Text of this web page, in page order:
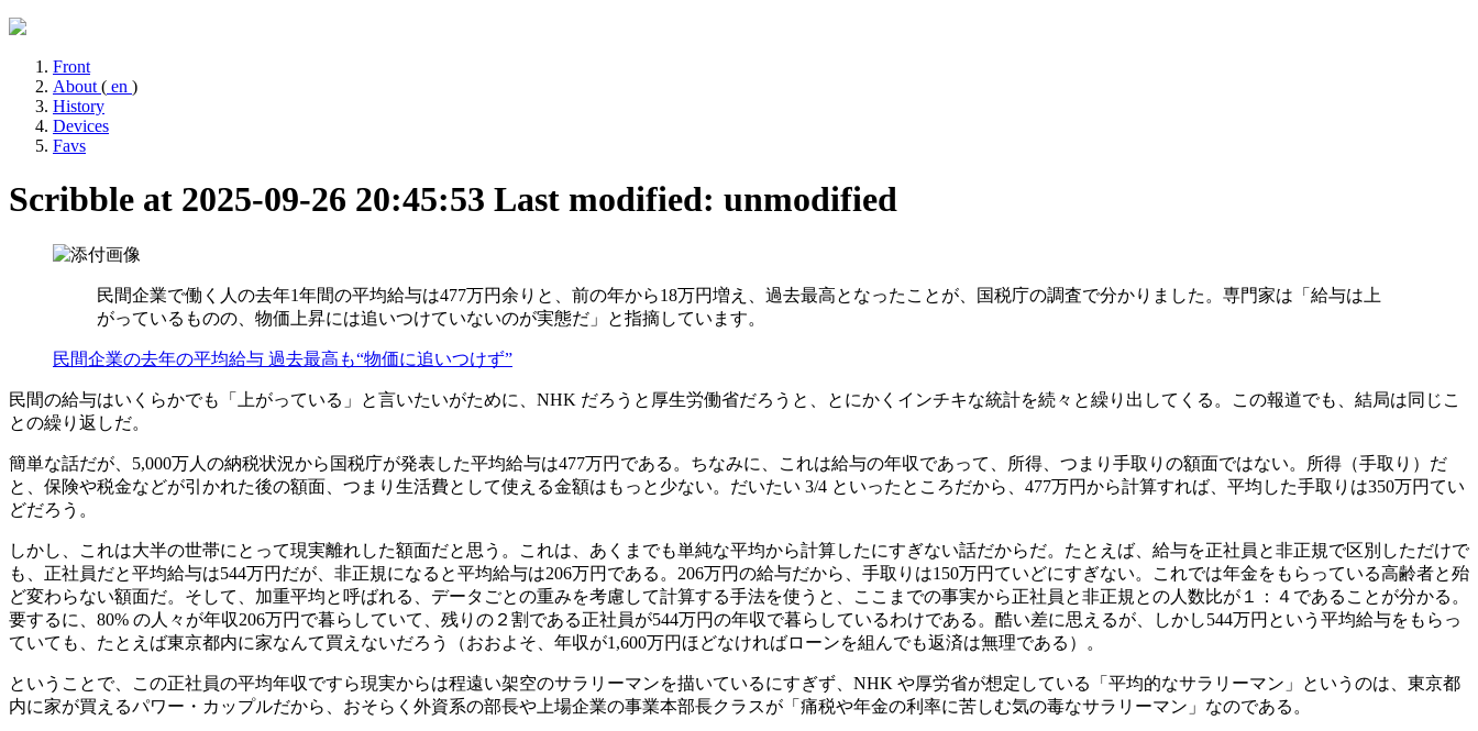
Front
About ( en )
History
Devices
Favs
Scribble at 2025-09-26 20:45:53 Last modified: unmodified
民間企業で働く人の去年1年間の平均給与は477万円余りと、前の年から18万円増え、過去最高となったことが、国税庁の調査で分かりました。専門家は「給与は上
がっているものの、物価上昇には追いつけていないのが実態だ」と指摘しています。
民間企業の去年の平均給与 過去最高も“物価に追いつけず”
民間の給与はいくらかでも「上がっている」と言いたいがために、NHK だろうと厚生労働省だろうと、とにかくインチキな統計を続々と繰り出してくる。この報道でも、結局は同じこ
との繰り返しだ。
簡単な話だが、5,000万人の納税状況から国税庁が発表した平均給与は477万円である。ちなみに、これは給与の年収であって、所得、つまり手取りの額面ではない。所得（手取り）だ
と、保険や税金などが引かれた後の額面、つまり生活費として使える金額はもっと少ない。だいたい 3/4 といったところだから、477万円から計算すれば、平均した手取りは350万円てい
どだろう。
しかし、これは大半の世帯にとって現実離れした額面だと思う。これは、あくまでも単純な平均から計算したにすぎない話だからだ。たとえば、給与を正社員と非正規で区別しただけで
も、正社員だと平均給与は544万円だが、非正規になると平均給与は206万円である。206万円の給与だから、手取りは150万円ていどにすぎない。これでは年金をもらっている高齢者と殆
ど変わらない額面だ。そして、加重平均と呼ばれる、データごとの重みを考慮して計算する手法を使うと、ここまでの事実から正社員と非正規との人数比が１：４であることが分かる。
要するに、80% の人々が年収206万円で暮らしていて、残りの２割である正社員が544万円の年収で暮らしているわけである。酷い差に思えるが、しかし544万円という平均給与をもらっ
ていても、たとえば東京都内に家なんて買えないだろう（おおよそ、年収が1,600万円ほどなければローンを組んでも返済は無理である）。
ということで、この正社員の平均年収ですら現実からは程遠い架空のサラリーマンを描いているにすぎず、NHK や厚労省が想定している「平均的なサラリーマン」というのは、東京都
内に家が買えるパワー・カップルだから、おそらく外資系の部長や上場企業の事業本部長クラスが「痛税や年金の利率に苦しむ気の毒なサラリーマン」なのである。